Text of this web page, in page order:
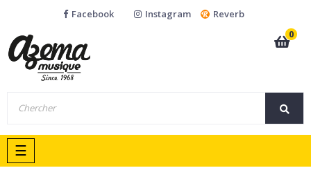
Facebook Instagram
Reverb
0
Basculer
la
☰